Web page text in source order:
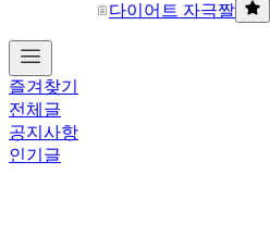
다이어트 자극짤
즐겨찾기
전체글
공지사항
인기글